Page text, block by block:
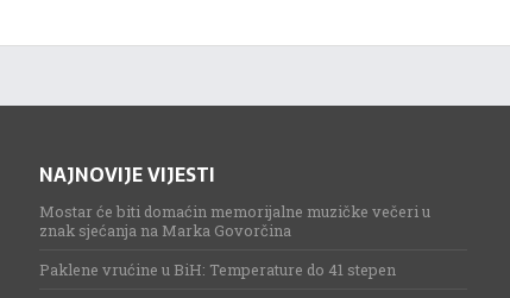
NAJNOVIJE VIJESTI
Mostar će biti domaćin memorijalne muzičke večeri u
znak sjećanja na Marka Govorčina
Paklene vrućine u BiH: Temperature do 41 stepen